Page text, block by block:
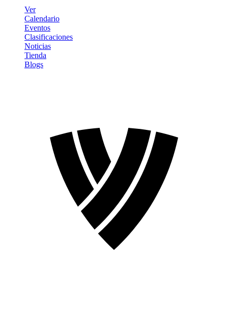
Ver
Calendario
Eventos
Clasificaciones
Noticias
Tienda
Blogs